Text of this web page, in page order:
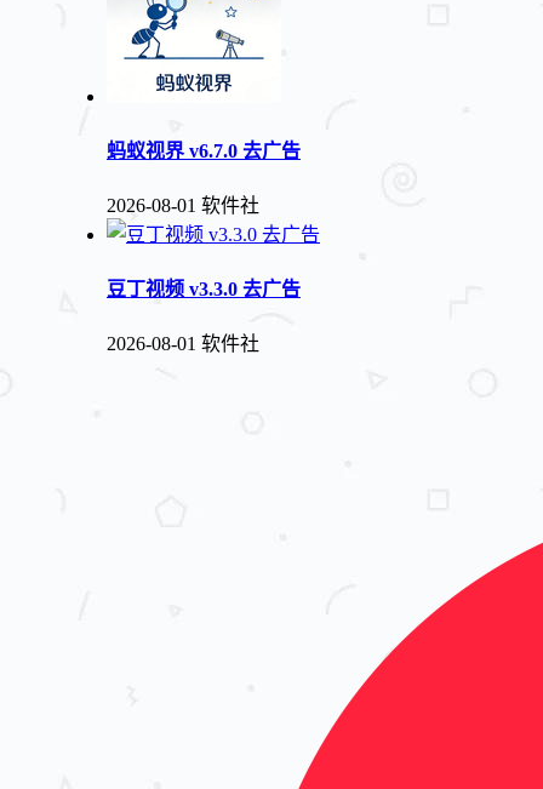
蚂蚁视界 v6.7.0 去广告
2026-08-01 软件社
豆丁视频 v3.3.0 去广告
2026-08-01 软件社